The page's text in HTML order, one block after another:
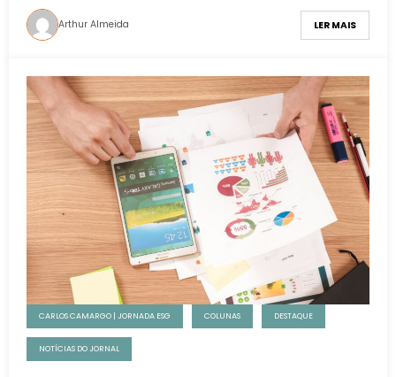
Arthur Almeida LER MAIS
CARLOS CAMARGO | JORNADA ESG COLUNAS DESTAQUE
NOTÍCIAS DO JORNAL